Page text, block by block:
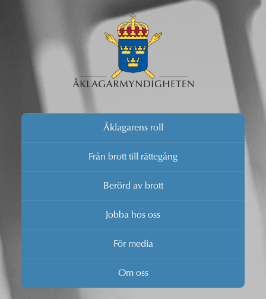
Åklagarens roll
Från brott till rättegång
Berörd av brott
Jobba hos oss
För media
Om oss